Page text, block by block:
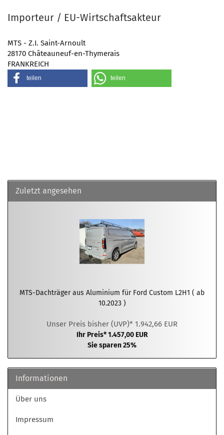
Importeur / EU-Wirtschaftsakteur
MTS - Z.I. Saint-Arnoult
28170 Châteauneuf-en-Thymerais
FRANKREICH
teilen teilen
Zuletzt angesehen
MTS-Dachträger aus Aluminium für Ford Custom L2H1 ( ab
10.2023 )
Unser Preis bisher (UVP)* 1.942,66 EUR
Ihr Preis* 1.457,00 EUR
Sie sparen 25%
Informationen
Über uns
Impressum